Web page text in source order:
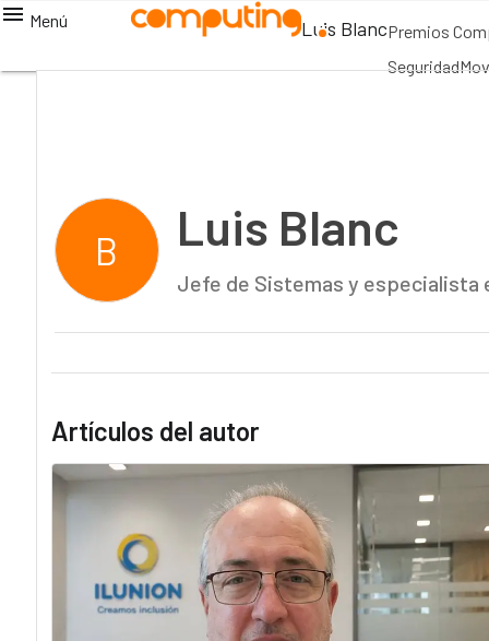
Menú Luis BlancPremios
Seguridad
B Luis Blanc
Jefe de Sistemas y especialista
Artículos del autor